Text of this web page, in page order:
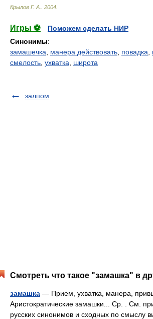
Крылов Г. А.
2004
Игры ⚽
Поможем сделать НИР
Синонимы:
замашечка
манера действовать повадка
смелость ухватка широта
залпом
Смотреть что такое "замашка" в
замашка — Прием, ухватка, манера,
Аристократические замашки... Ср. . См.
русских синонимов и сходных по смыслу